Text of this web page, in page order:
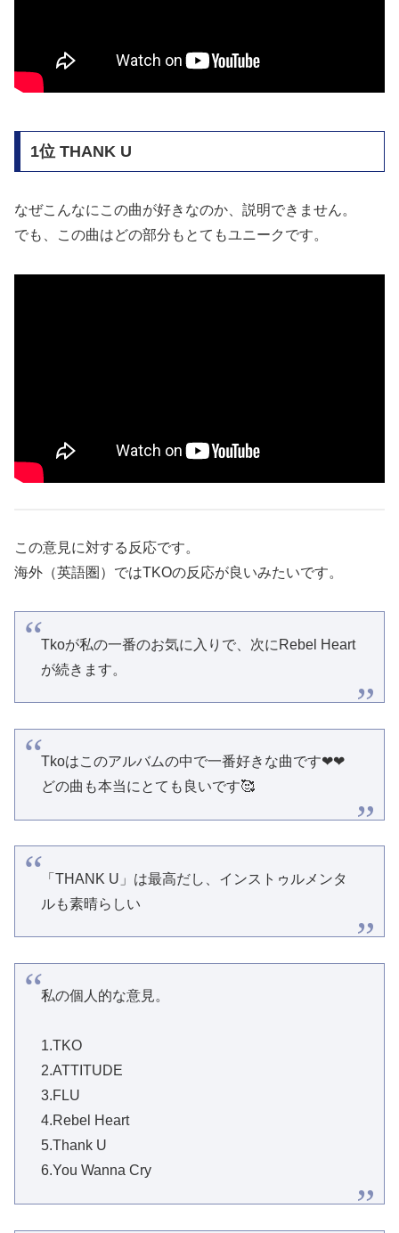
1位 THANK U
なぜこんなにこの曲が好きなのか、説明できません。
でも、この曲はどの部分もとてもユニークです。
この意見に対する反応です。
海外（英語圏）ではTKOの反応が良いみたいです。
Tkoが私の一番のお気に入りで、次にRebel Heart
が続きます。
Tkoはこのアルバムの中で一番好きな曲です❤❤
どの曲も本当にとても良いです🥰
「THANK U」は最高だし、インストゥルメンタ
ルも素晴らしい
私の個人的な意見。
1.TKO
2.ATTITUDE
3.FLU
4.Rebel Heart
5.Thank U
6.You Wanna Cry